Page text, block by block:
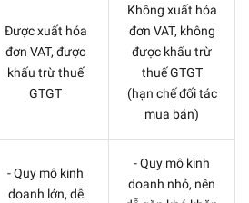
Được xuất hóa
đơn VAT, được
khấu trừ thuế
GTGT
Không xuất hóa
đơn VAT, không
được khấu trừ
thuế GTGT
(hạn chế đối tác
mua bán)
- Quy mô kinh
doanh lớn, dễ
- Quy mô kinh
doanh nhỏ, nên